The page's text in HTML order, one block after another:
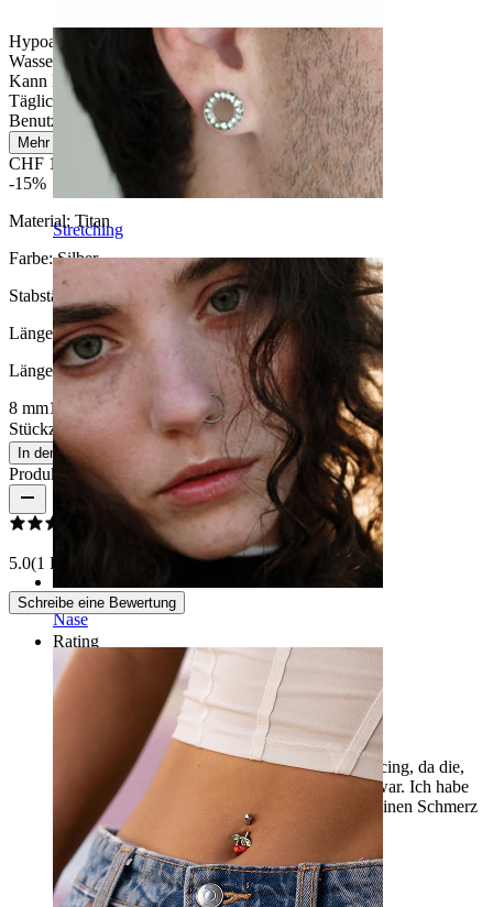
Stretching
Nase
Hypoallergen
Wasserfest
Kann lebenslang halten
Tägliches Tragen
Benutzerfreundlich
Mehr lesen
CHF 16.07
CHF 18.90
-15%
Material: Titan
Farbe:Silber
Stabstärke:1,6 mm
Länge:
Länge auswählen
8 mm10 mm 12 mm14 mm
Stückzahl: 1 Ändern
In den Warenkorb
Produktbewertungen
5.0(1 Bewertungen)
Schreibe eine Bewertung
Rating
Ich brauchte eine größere Größe für dieses Piercing, da die,
die mir der Piercer eingesetzt hatte, nicht ideal war. Ich habe
die 14 mm bestellt und es ist genial, ich habe keinen Schmerz
mehr.
Cristina Verifizierter Kauf